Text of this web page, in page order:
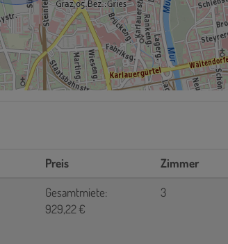
Preis Zimmer
Gesamtmiete:
929,22 €
3